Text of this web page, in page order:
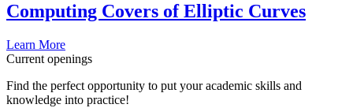
Computing Covers of Elliptic Curves
Learn More
Current openings
Find the perfect opportunity to put your academic skills and
knowledge into practice!